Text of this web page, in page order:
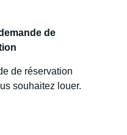
de
de réservation
souhaitez louer.